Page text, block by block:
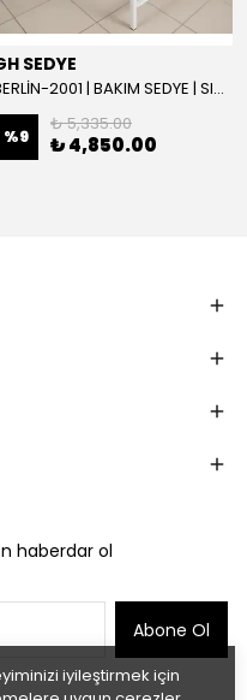
iyileştirmek için
SEDYE
BERLİN-2001 | BAKIM SEDYE | SIRT AYARLI
%9
₺ 5,335.00
₺ 4,850.00
haberdar ol
Abone Ol